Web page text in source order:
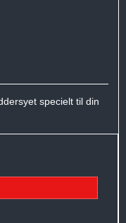
specielt til din